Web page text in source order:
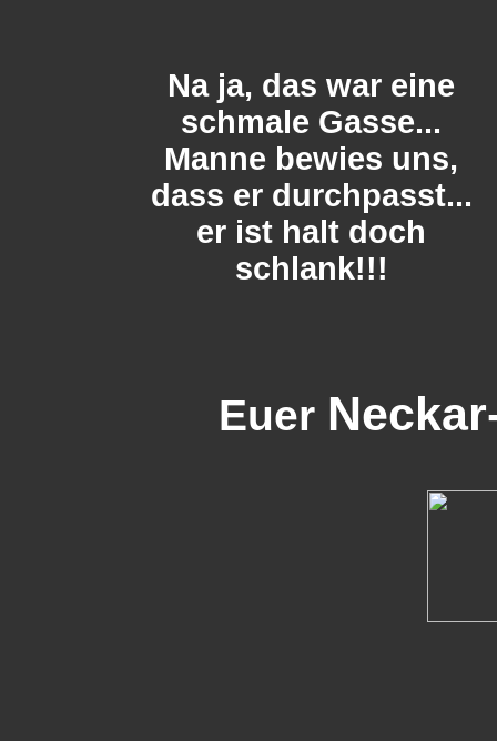
Na ja, das war eine
schmale Gasse...
Manne bewies uns,
dass er durchpasst...
er ist halt doch
schlank!!!
Euer